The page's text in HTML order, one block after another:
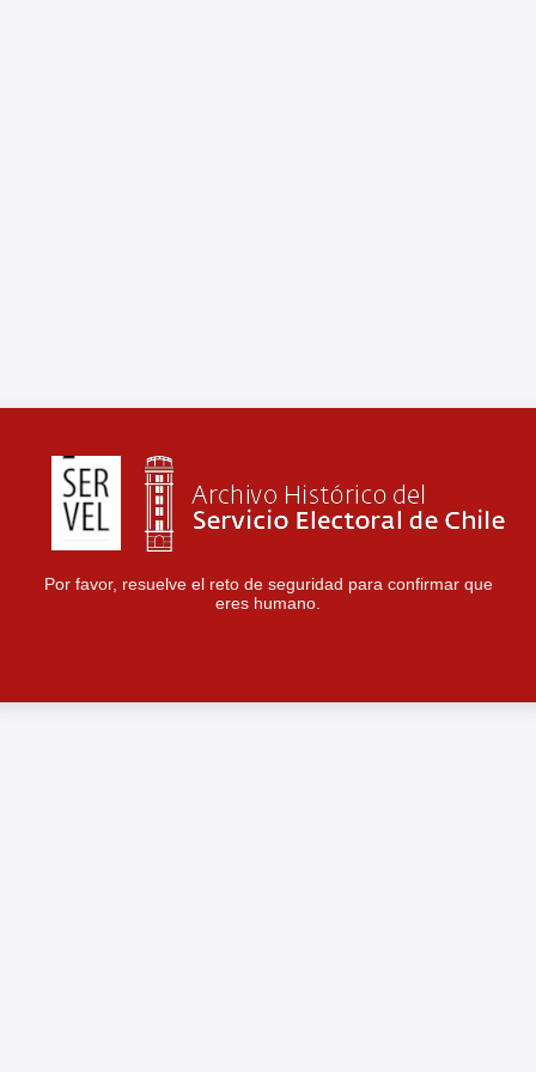
Por favor, resuelve el reto de seguridad para confirmar que
eres humano.